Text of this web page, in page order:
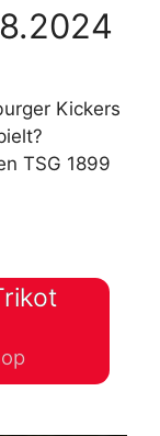
Kickers
TSG 1899